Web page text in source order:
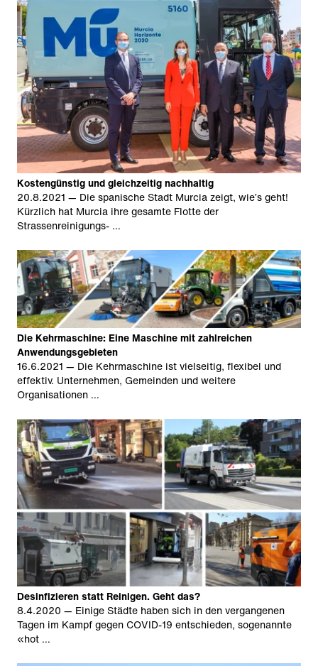
Kostengünstig und gleichzeitig nachhaltig
20.8.2021 — Die spanische Stadt Murcia zeigt, wie’s geht!
Kürzlich hat Murcia ihre gesamte Flotte der
Strassenreinigungs- …
Die Kehrmaschine: Eine Maschine mit zahlreichen
Anwendungsgebieten
16.6.2021 — Die Kehrmaschine ist vielseitig, flexibel und
effektiv. Unternehmen, Gemeinden und weitere
Organisationen …
Desinfizieren statt Reinigen. Geht das?
8.4.2020 — Einige Städte haben sich in den vergangenen
Tagen im Kampf gegen COVID-19 entschieden, sogenannte
«hot …